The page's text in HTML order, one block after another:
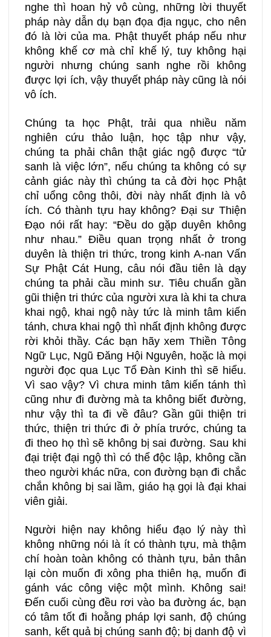
nghe thì hoan hỷ vô cùng, những lời thuyết
pháp này dẫn dụ bạn đọa địa ngục, cho nên
đó là lời của ma. Phật thuyết pháp nếu như
không khế cơ mà chỉ khế lý, tuy không hại
người nhưng chúng sanh nghe rồi không
được lợi ích, vậy thuyết pháp này cũng là nói
vô ích.
Chúng ta học Phật, trải qua nhiều năm
nghiên cứu thảo luận, học tập như vậy,
chúng ta phải chân thật giác ngộ được “tử
sanh là việc lớn”, nếu chúng ta không có sự
cảnh giác này thì chúng ta cả đời học Phật
chỉ uổng công thôi, đời này nhất định là vô
ích. Có thành tựu hay không? Đại sư Thiện
Đạo nói rất hay: “Đều do gặp duyên không
như nhau.” Điều quan trọng nhất ở trong
duyên là thiện tri thức, trong kinh A-nan Vấn
Sự Phật Cát Hung, câu nói đầu tiên là dạy
chúng ta phải cầu minh sư. Tiêu chuẩn gần
gũi thiện tri thức của người xưa là khi ta chưa
khai ngộ, khai ngộ này tức là minh tâm kiến
tánh, chưa khai ngộ thì nhất định không được
rời khỏi thầy. Các bạn hãy xem Thiền Tông
Ngữ Lục, Ngũ Đăng Hội Nguyên, hoặc là mọi
người đọc qua Lục Tổ Đàn Kinh thì sẽ hiểu.
Vì sao vậy? Vì chưa minh tâm kiến tánh thì
cũng như đi đường mà ta không biết đường,
như vậy thì ta đi về đâu? Gần gũi thiện tri
thức, thiện tri thức đi ở phía trước, chúng ta
đi theo họ thì sẽ không bị sai đường. Sau khi
đại triệt đại ngộ thì có thể độc lập, không cần
theo người khác nữa, con đường bạn đi chắc
chắn không bị sai lầm, giáo hạ gọi là đại khai
viên giải.
Người hiện nay không hiểu đạo lý này thì
không những nói là ít có thành tựu, mà thậm
chí hoàn toàn không có thành tựu, bản thân
lại còn muốn đi xông pha thiên hạ, muốn đi
gánh vác công việc một mình. Không sai!
Đến cuối cùng đều rơi vào ba đường ác, bạn
có tâm tốt đi hoằng pháp lợi sanh, độ chúng
sanh, kết quả bị chúng sanh độ; bị danh độ vì